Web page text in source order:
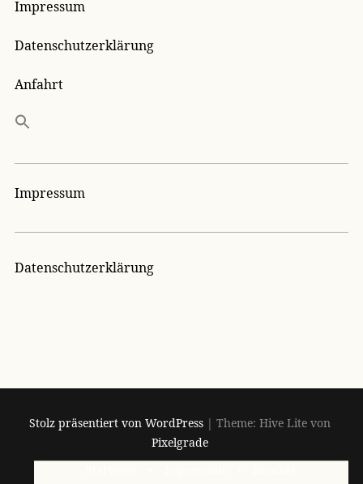
Impressum
Datenschutzerklärung
Anfahrt
Impressum
Datenschutzerklärung
Stolz präsentiert von WordPress | Theme: Hive Lite von
Pixelgrade
Footer-